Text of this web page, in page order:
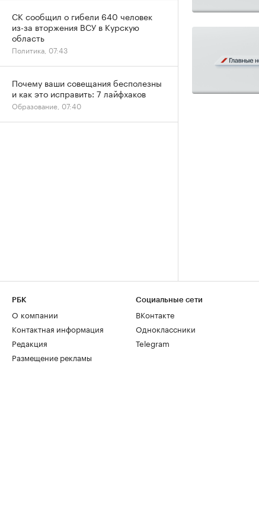
СК сообщил о гибели 640 человек
из-за вторжения ВСУ в Курскую
область
Политика, 07:43
Почему ваши совещания бесполезны
и как это исправить: 7 лайфхаков
Образование, 07:40
РБК
О компании
Контактная информация
Редакция
Размещение рекламы
Социальные сети
ВКонтакте
Одноклассники
Telegram